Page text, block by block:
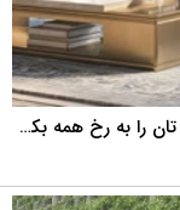
راهنمای کامل خرید پارچه مبلی؛ چطور مبل خانه تان را به رخ همه بکشید؟